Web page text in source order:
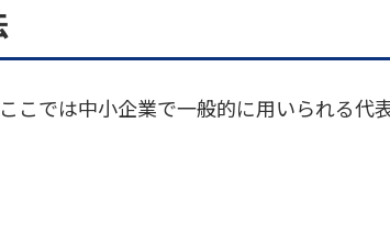
こでは中小企業で一般的に用いられる代